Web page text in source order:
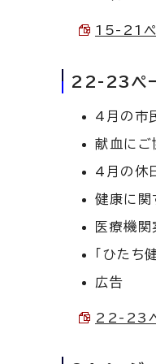
15-21ペ
22-23ペ
4月の市
献血にご
4月の休
健康に関
医療機関
「ひた
広告
22-23